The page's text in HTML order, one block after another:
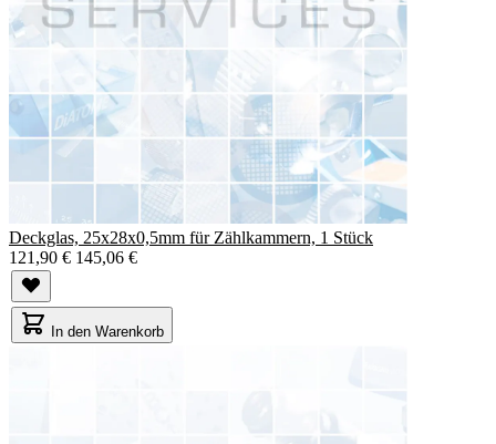
Deckglas, 25x28x0,5mm für Zählkammern, 1 Stück
121,90 € 145,06 €
In den Warenkorb